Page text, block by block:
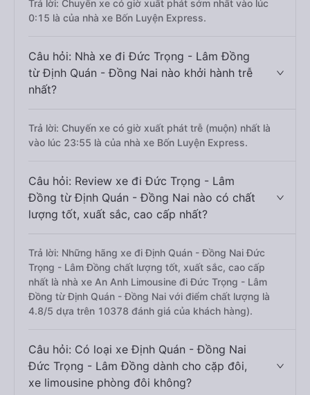
Trả lời: Chuyến xe có giờ xuất phát sớm nhất vào lúc
0:15 là của nhà xe Bốn Luyện Express.
Câu hỏi: Nhà xe đi Đức Trọng - Lâm Đồng
từ Định Quán - Đồng Nai nào khởi hành trễ
nhất?
Trả lời: Chuyến xe có giờ xuất phát trễ (muộn) nhất là
vào lúc 23:55 là của nhà xe Bốn Luyện Express.
Câu hỏi: Review xe đi Đức Trọng - Lâm
Đồng từ Định Quán - Đồng Nai nào có chất
lượng tốt, xuất sắc, cao cấp nhất?
Trả lời: Những hãng xe đi Định Quán - Đồng Nai Đức
Trọng - Lâm Đồng chất lượng tốt, xuất sắc, cao cấp
nhất là nhà xe An Anh Limousine đi Đức Trọng - Lâm
Đồng từ Định Quán - Đồng Nai với điểm chất lượng là
4.8/5 dựa trên 10378 đánh giá của khách hàng).
Câu hỏi: Có loại xe Định Quán - Đồng Nai
Đức Trọng - Lâm Đồng dành cho cặp đôi,
xe limousine phòng đôi không?